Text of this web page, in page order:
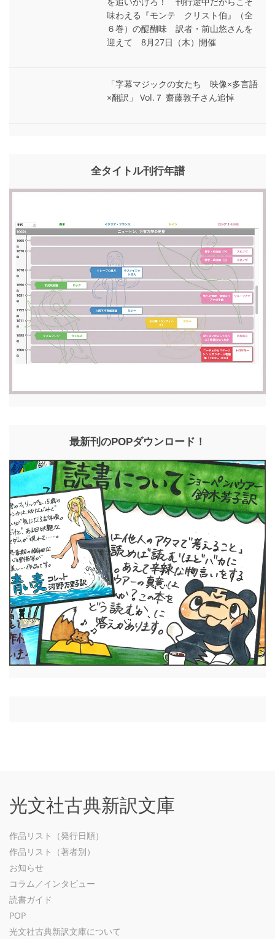
味わえる『モンテ゠クリスト伯』（全
６巻）の醍醐味 訳者・前山悠さんを
迎えて 8月27日（木）開催
「字幕マジックの女たち 映像×多言語
×翻訳」 Vol.７ 齋藤敦子さん追悼
全タイトル刊行年譜
最新刊のPOPダウンロード！
光文社古典新訳文庫
作品リスト（発行日順）
作品リスト（著者別）
お知らせ
コラム／インタビュー
読書ガイド
POP
光文社古典新訳文庫について